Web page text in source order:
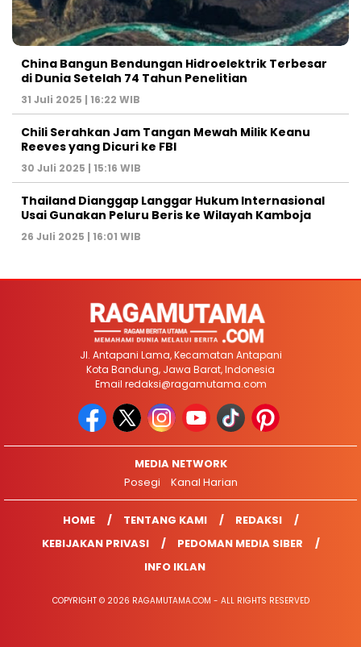
China Bangun Bendungan Hidroelektrik Terbesar
di Dunia Setelah 74 Tahun Penelitian
31 Juli 2025 | 16:22 WIB
Chili Serahkan Jam Tangan Mewah Milik Keanu
Reeves yang Dicuri ke FBI
30 Juli 2025 | 15:16 WIB
Thailand Dianggap Langgar Hukum Internasional
Usai Gunakan Peluru Beris ke Wilayah Kamboja
26 Juli 2025 | 16:01 WIB
Jl. Antapani Lama, Kecamatan Antapani
Kota Bandung, Jawa Barat, Indonesia
Email redaksi@ragamutama.com
MEDIA NETWORK
Posegi
Kanal Harian
HOME TENTANG KAMI
REDAKSI
KEBIJAKAN PRIVASI
PEDOMAN MEDIA SIBER
INFO IKLAN
COPYRIGHT © 2026 RAGAMUTAMA.COM - ALL RIGHTS RESERVED